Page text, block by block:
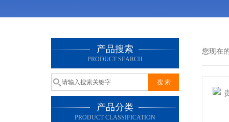
产品搜索
PRODUCT SEARCH
产品分类
PRODUCT CLASSIFICATION
您现在